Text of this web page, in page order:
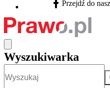
Facebook - otwiera się
Przejdź do
Wyszukiwarka